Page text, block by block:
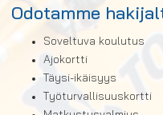
Odotamme
Soveltuva koulutus
Ajokortti
Täysi-ikäisyys
Työturvallisuuskortti